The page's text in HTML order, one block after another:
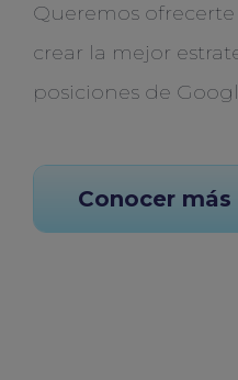
Queremos
crear la mejor
posiciones de
Conocer más